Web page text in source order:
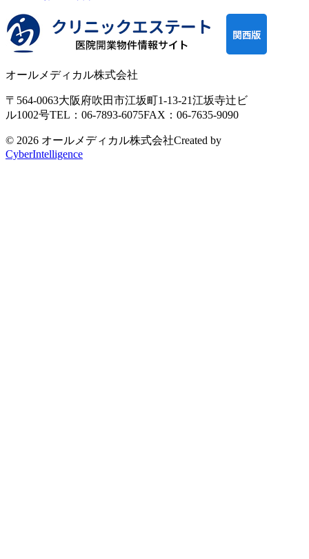
オールメディカル株式会社
〒564-0063大阪府吹田市江坂町1-13-21江坂寺辻ビ
ル1002号TEL：06-7893-6075FAX：06-7635-9090
© 2026 オールメディカル株式会社Created by
CyberIntelligence